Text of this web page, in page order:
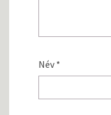
Név *